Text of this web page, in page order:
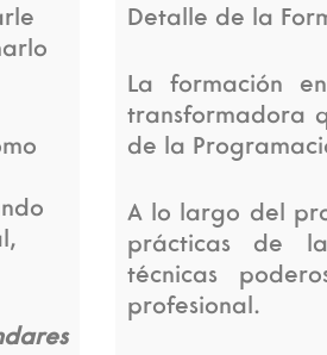
Detalle de la
La formación en
transformadora
de la
A lo largo del
prácticas de
técnicas
profesional.